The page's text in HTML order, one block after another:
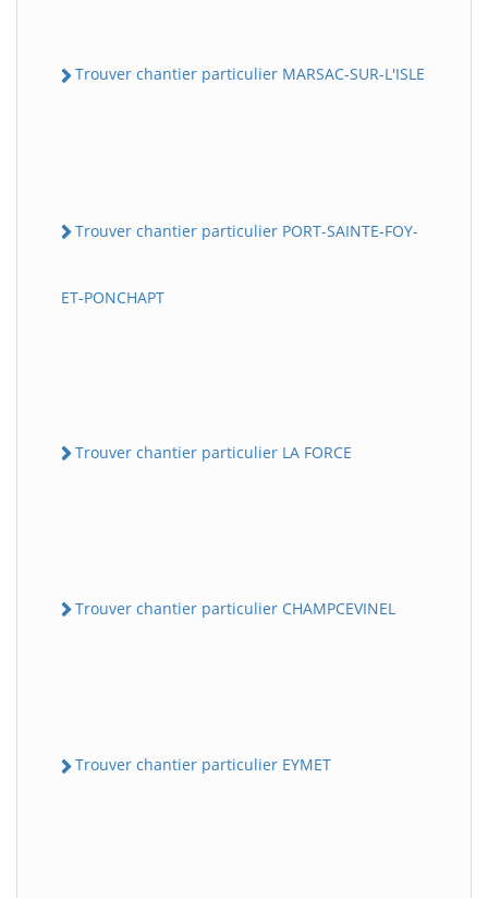
Trouver chantier particulier MARSAC-SUR-L'ISLE
Trouver chantier particulier PORT-SAINTE-FOY-
ET-PONCHAPT
Trouver chantier particulier LA FORCE
Trouver chantier particulier CHAMPCEVINEL
Trouver chantier particulier EYMET